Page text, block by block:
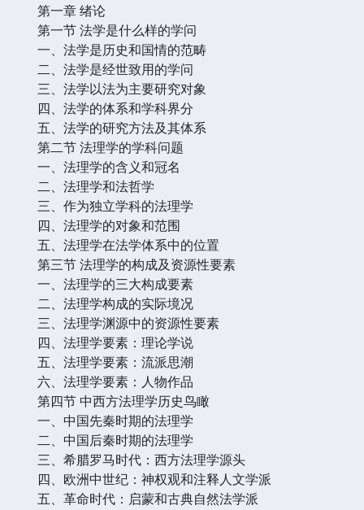
第一章 绪论
第一节 法学是什么样的学问
一、法学是历史和国情的范畴
二、法学是经世致用的学问
三、法学以法为主要研究对象
四、法学的体系和学科界分
五、法学的研究方法及其体系
第二节 法理学的学科问题
一、法理学的含义和冠名
二、法理学和法哲学
三、作为独立学科的法理学
四、法理学的对象和范围
五、法理学在法学体系中的位置
第三节 法理学的构成及资源性要素
一、法理学的三大构成要素
二、法理学构成的实际境况
三、法理学渊源中的资源性要素
四、法理学要素：理论学说
五、法理学要素：流派思潮
六、法理学要素：人物作品
第四节 中西方法理学历史鸟瞰
一、中国先秦时期的法理学
二、中国后秦时期的法理学
三、希腊罗马时代：西方法理学源头
四、欧洲中世纪：神权观和注释人文学派
五、革命时代：启蒙和古典自然法学派